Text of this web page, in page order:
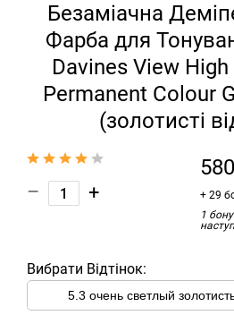
Безаміачна
Фарба для
Davines View
Permanent Colour
(золотисті
– +
580
+ 29
1
Вибрати Відтінок: